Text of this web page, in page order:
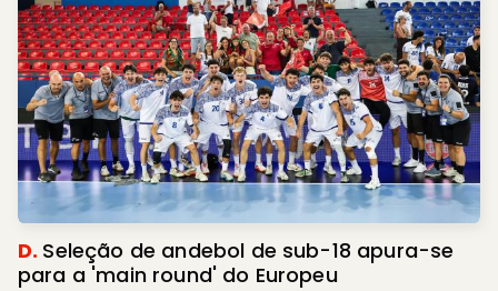
D. Seleção de andebol de sub-18 apura-se
para a 'main round' do Europeu